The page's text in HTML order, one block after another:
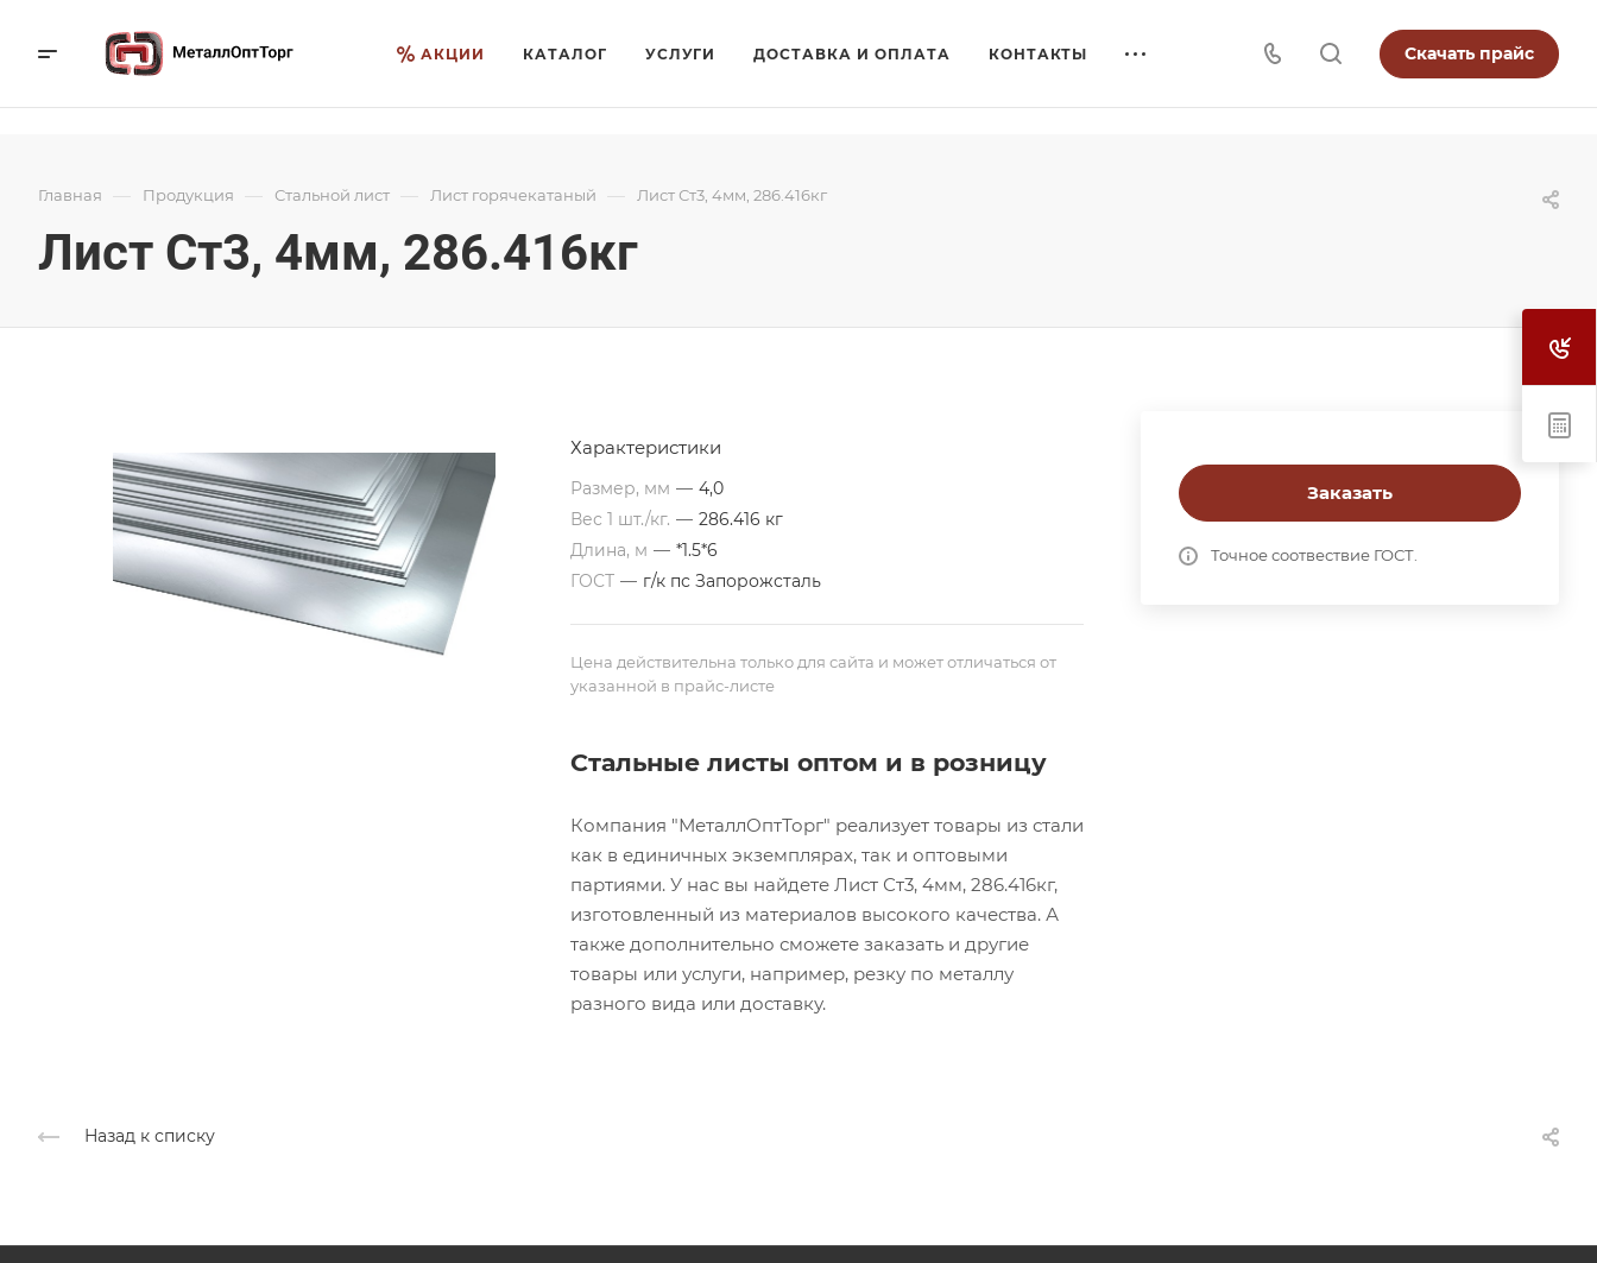
АКЦИИ КАТАЛОГ УСЛУГИ ДОСТАВКА И ОПЛАТА КОНТАКТЫ Скачать прайс
Главная — Продукция — Стальной лист — Лист горячекатаный — Лист Ст3, 4мм, 286.416кг
Лист Ст3, 4мм, 286.416кг
Заказать
Точное соотвествие ГОСТ.
Характеристики
Размер, мм — 4,0
Вес 1 шт./кг. — 286.416 кг
Длина, м — *1.5*6
ГОСТ — г/к пс Запорожсталь
Цена действительна только для сайта и может отличаться от
указанной в прайс-листе
Стальные листы оптом и в розницу
Компания "МеталлОптТорг" реализует товары из стали
как в единичных экземплярах, так и оптовыми
партиями. У нас вы найдете Лист Ст3, 4мм, 286.416кг,
изготовленный из материалов высокого качества. А
также дополнительно сможете заказать и другие
товары или услуги, например, резку по металлу
разного вида или доставку.
Назад к списку